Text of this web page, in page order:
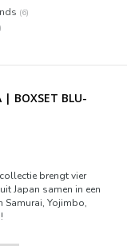
(6)
| BOXSET BLU-
brengt vier
Japan samen in een
Samurai, Yojimbo,